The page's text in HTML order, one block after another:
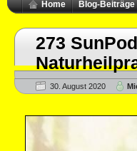
Home Blog-Beiträge
273
30. August 2020